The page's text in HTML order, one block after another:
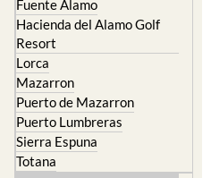
Fuente Alamo
Hacienda del Alamo Golf
Resort
Lorca
Mazarron
Puerto de Mazarron
Puerto Lumbreras
Sierra Espuna
Totana